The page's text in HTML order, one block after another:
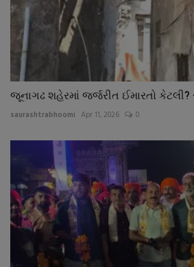
જૂનાગઢ શહેરમાં જર્જરીત ઈમારતો કેટલી?
saurashtrabhoomi Apr 11, 2026 0